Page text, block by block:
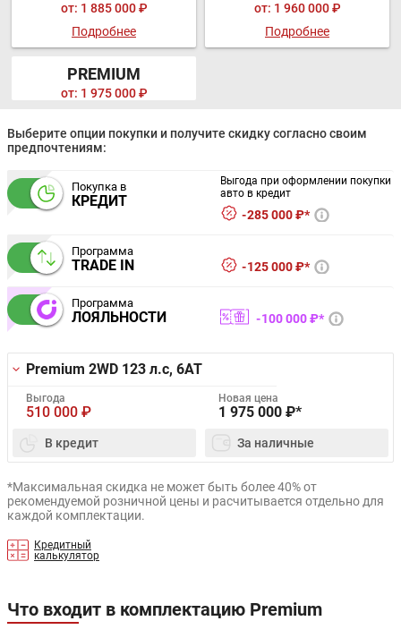
от: 1 885 000 ₽
Подробнее
от: 1 960 000 ₽
Подробнее
PREMIUM
от: 1 975 000 ₽
Выберите опции покупки и получите скидку согласно своим
предпочтениям:
Покупка в
КРЕДИТ
Выгода при оформлении покупки
авто в кредит
285 000 ₽*
Программа
TRADE IN 125 000 ₽*
Программа
ЛОЯЛЬНОСТИ 100 000 ₽*
Premium 2WD 123 л.с, 6AT
Выгода
510 000 ₽
Новая цена
1 975 000 ₽*
В кредит За наличные
*Максимальная скидка не может быть более 40% от
рекомендуемой розничной цены и расчитывается отдельно для
каждой комплектации.
Кредитный
калькулятор
Что входит в комплектацию Premium